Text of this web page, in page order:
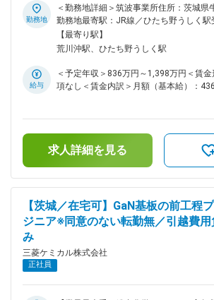
1名（派遣社員）で構成されています。 ◆就業環境について：
・出張：頻繁に発生（国内外） ・テレ
残業：通常月20H程度。繁忙期は40H程
況により変動します。個別顧客に対する
募集です。 ◆業務概要： 次世代パワー半導体である窒化ガリ
ウム（GaN）の気相法による結晶成長技
きます。 中長期的な視点に立ち、特に次
板・低欠陥密度基板・低抵抗品基板 等）
◆業務詳細： GaNの結晶成長技術の開発
やご希望などを踏まえて以下に例示する
長技術開発 ：大口径・低欠陥密度・低
基板の結晶成長技術を創り上げる開発業務を
製品の歩留り改善や、品質安定化 ：結
低下や品質不良に関する不良に対し、
力： 脱炭素・省エネ社会の実現に向け
する次世代パワー半導体「GaN（窒化ガ
ションでは、その心臓部となる高品質
術"の開発を、最前線でリードしていた
も到達していない領域に挑み、自らの技
動かしていく手応えを味わえる、研究開
いに満ちたポジションです。 ◆組織構成： ・半導体前工程グ
ループにて、結晶成長・ウエハ加工等の
勤務地
＜勤務地詳細＞筑波事業所住所：茨城県
勤務地最寄駅：JR線／ひたち野うしく駅
全面禁煙変更の範囲：会社の定める事業所
【最寄り駅】
荒川沖駅、ひたち野うしく駅
給与
＜予定年収＞836万円～1,398万円＜賃
項なし＜賃金内訳＞月額（基本給）：
レードによっては時間外管理監督外とな
はございません。■昇給：年1回■賞与：
くまでも目安の金額であり、選考を通
求人詳細を見る
【茨城／在宅可】GaN基板の前工程
ジニア※同意のない転勤無／引越費
み
三菱ケミカル株式会社
正社員